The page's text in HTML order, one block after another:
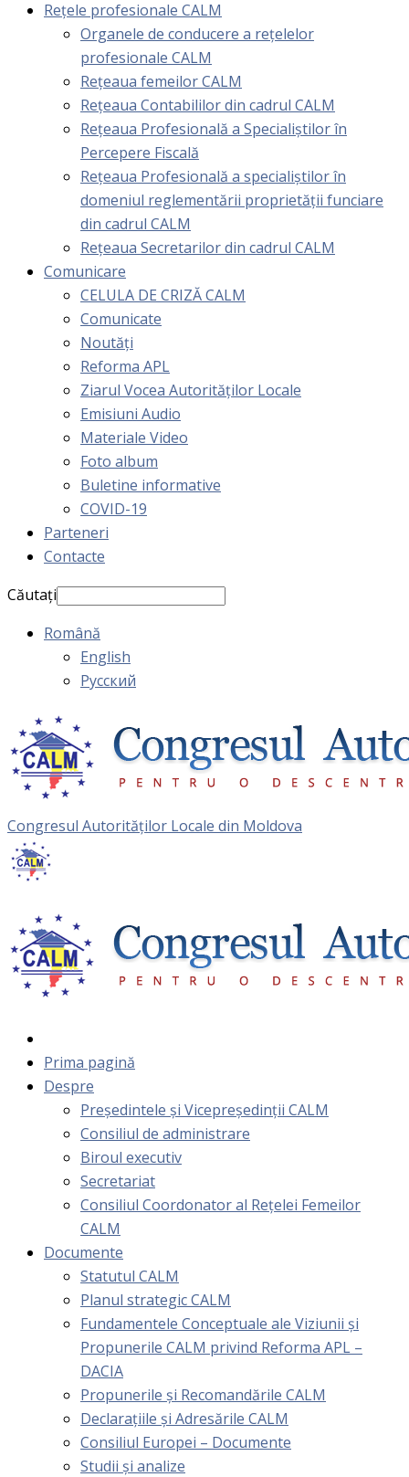
Rețele profesionale CALM
Organele de conducere a rețelelor
profesionale CALM
Rețeaua femeilor CALM
Rețeaua Contabililor din cadrul CALM
Rețeaua Profesională a Specialiștilor în
Percepere Fiscală
Reţeaua Profesională a specialiştilor în
domeniul reglementării proprietăţii funciare
din cadrul CALM
Rețeaua Secretarilor din cadrul CALM
Comunicare
CELULA DE CRIZĂ CALM
Comunicate
Noutăți
Reforma APL
Ziarul Vocea Autorităților Locale
Emisiuni Audio
Materiale Video
Foto album
Buletine informative
COVID-19
Parteneri
Contacte
Căutați
Română
English
Русский
Congresul Autorităţilor Locale din Moldova
Prima pagină
Despre
Președintele și Vicepreședinții CALM
Consiliul de administrare
Biroul executiv
Secretariat
Consiliul Coordonator al Rețelei Femeilor
CALM
Documente
Statutul CALM
Planul strategic CALM
Fundamentele Conceptuale ale Viziunii și
Propunerile CALM privind Reforma APL –
DACIA
Propunerile și Recomandările CALM
Declarațiile și Adresările CALM
Consiliul Europei – Documente
Studii și analize